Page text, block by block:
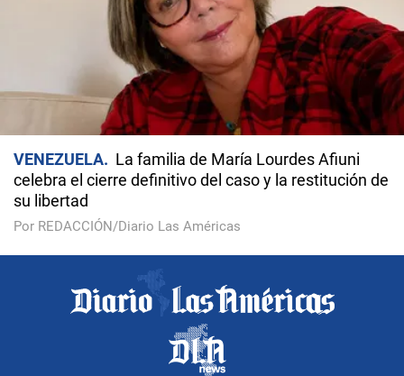
VENEZUELA
La familia de María Lourdes Afiuni
celebra el cierre definitivo del caso y la restitución de
su libertad
Por REDACCIÓN/Diario Las Américas